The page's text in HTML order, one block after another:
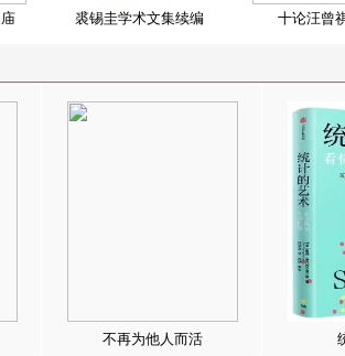
裘锡圭学术文集续编 十论汪曾
不再为他人而活